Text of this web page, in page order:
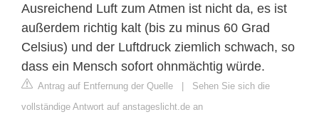
Ausreichend Luft zum Atmen ist nicht da, es ist
außerdem richtig kalt (bis zu minus 60 Grad
Celsius) und der Luftdruck ziemlich schwach, so
dass ein Mensch sofort ohnmächtig würde.
Antrag auf Entfernung der Quelle | Sehen Sie sich die
vollständige Antwort auf anstageslicht.de an